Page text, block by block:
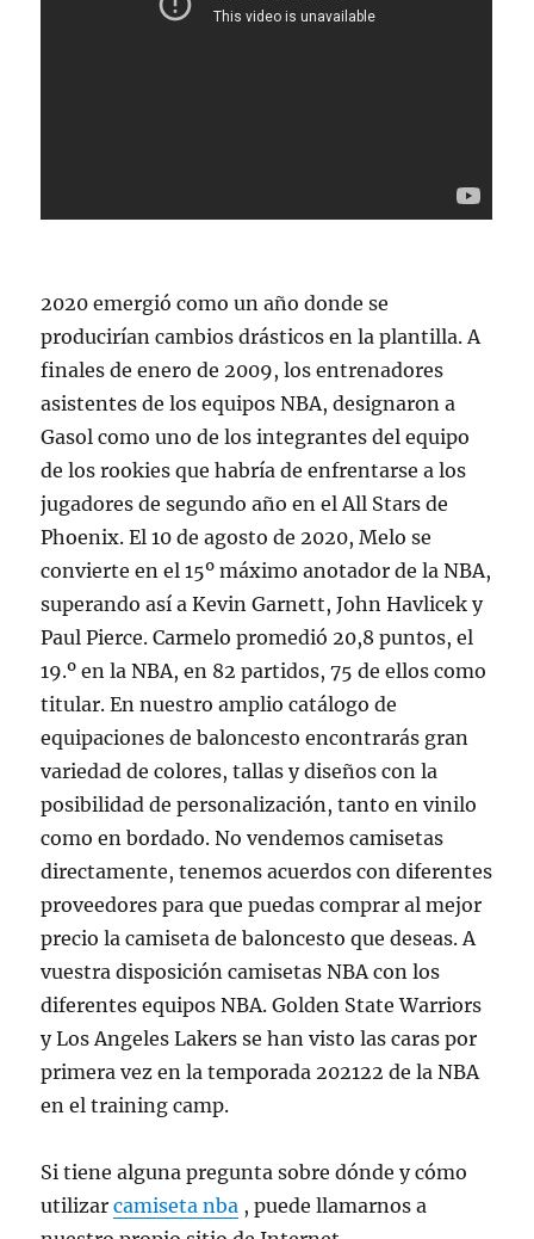
2020 emergió como un año donde se
producirían cambios drásticos en la plantilla. A
finales de enero de 2009, los entrenadores
asistentes de los equipos NBA, designaron a
Gasol como uno de los integrantes del equipo
de los rookies que habría de enfrentarse a los
jugadores de segundo año en el All Stars de
Phoenix. El 10 de agosto de 2020, Melo se
convierte en el 15º máximo anotador de la NBA,
superando así a Kevin Garnett, John Havlicek y
Paul Pierce. Carmelo promedió 20,8 puntos, el
19.º en la NBA, en 82 partidos, 75 de ellos como
titular. En nuestro amplio catálogo de
equipaciones de baloncesto encontrarás gran
variedad de colores, tallas y diseños con la
posibilidad de personalización, tanto en vinilo
como en bordado. No vendemos camisetas
directamente, tenemos acuerdos con diferentes
proveedores para que puedas comprar al mejor
precio la camiseta de baloncesto que deseas. A
vuestra disposición camisetas NBA con los
diferentes equipos NBA. Golden State Warriors
y Los Angeles Lakers se han visto las caras por
primera vez en la temporada 202122 de la NBA
en el training camp.
Si tiene alguna pregunta sobre dónde y cómo
utilizarcamiseta nba , puede llamarnos a